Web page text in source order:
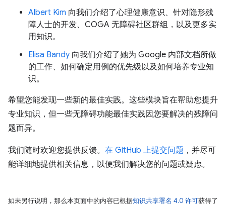
Albert Kim 向我们介绍了心理健康意识、针对隐形残
障人士的开发、COGA 无障碍社区群组，以及更多实
用知识。
Elisa Bandy 向我们介绍了她为 Google 内部文档所做
的工作、如何确定用例的优先级以及如何培养专业知
识。
希望您能发现一些新的最佳实践。这些模块旨在帮助您提升
专业知识，但一些无障碍功能最佳实践因您要解决的残障问
题而异。
我们随时欢迎您提供反馈。 在 GitHub 上提交问题 ，并尽可
能详细地提供相关信息，以便我们解决您的问题或疑虑。
如未另行说明，那么本页面中的内容已根据知识共享署名 4.0 许可获得了